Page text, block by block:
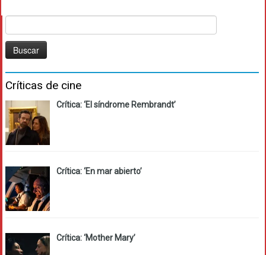
Críticas de cine
Crítica: ‘El síndrome Rembrandt’
Crítica: ‘En mar abierto’
Crítica: ‘Mother Mary’